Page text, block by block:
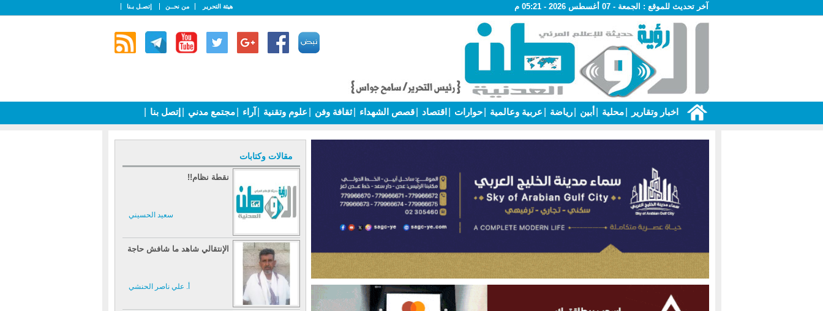
آخر تحديث للموقع : الجمعة - 07 أغسطس 2026 - 05:21 م هيئة التحرير من نحــن إتصـل بـنا
اخبار وتقارير محلية أبين رياضة عربية وعالمية حوارات اقتصاد قصص الشهداء ثقافة وفن علوم وتقنية آراء مجتمع مدني إتصل بنا
مقالات وكتابات
نقطة نظام!!
سعيد الحسيني
الإنتقالي شاهد ما شافش حاجة
أ. علي ناصر الحنشي